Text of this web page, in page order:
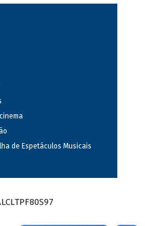
de Espetáculos Musicais